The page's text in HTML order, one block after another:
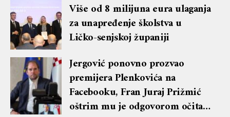
Više od 8 milijuna eura ulaganja
za unapređenje školstva u
Ličko-senjskoj županiji
Jergović ponovno prozvao
premijera Plenkovića na
Facebooku, Fran Juraj Prižmić
oštrim mu je odgovorom očitao